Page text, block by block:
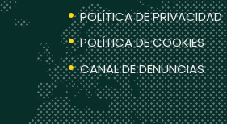
POLÍTICA DE PRIVACIDAD
POLÍTICA DE COOKIES
CANAL DE DENUNCIAS